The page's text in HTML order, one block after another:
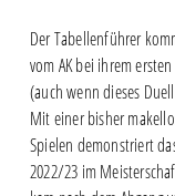
Der Tabellenführer
vom AK bei ihrem
(auch wenn dieses
Mit einer bisher
Spielen demonstriert
2022/23 im